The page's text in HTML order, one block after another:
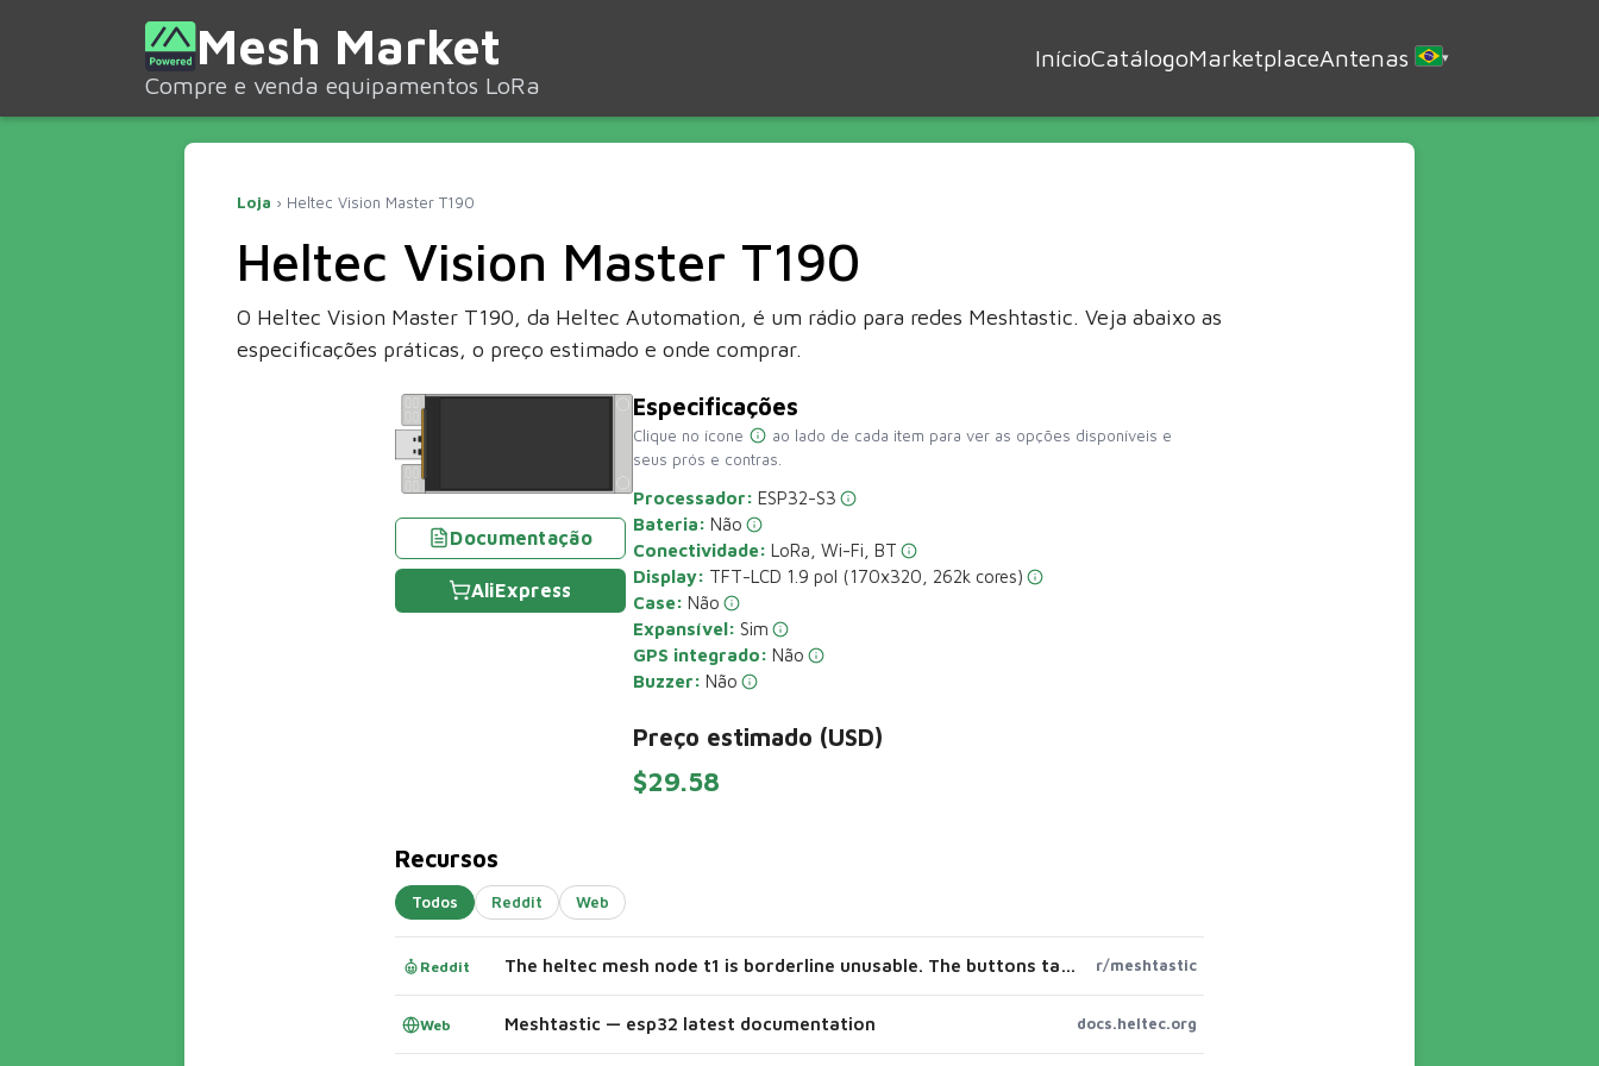
Mesh Market
Compre e venda equipamentos LoRa
InícioCatálogoMarketplaceAntenas ▾
Loja › Heltec Vision Master T190
Heltec Vision Master T190
O Heltec Vision Master T190, da Heltec Automation, é um rádio para redes Meshtastic. Veja abaixo as
especificações práticas, o preço estimado e onde comprar.
Documentação
AliExpress
Especificações
Clique no ícone
ao lado de cada item para ver as opções disponíveis e
seus prós e contras.
Processador: ESP32-S3
Bateria: Não
Conectividade: LoRa, Wi-Fi, BT
Display: TFT-LCD 1.9 pol (170x320, 262k cores)
Case: Não
Expansível: Sim
GPS integrado: Não
Buzzer: Não
Preço estimado (USD)
$29.58
Recursos
Todos Reddit Web
Reddit The heltec mesh node t1 is borderline unusable. The buttons take WAY too much force to press r/meshtastic
Web Meshtastic — esp32 latest documentation docs.heltec.org